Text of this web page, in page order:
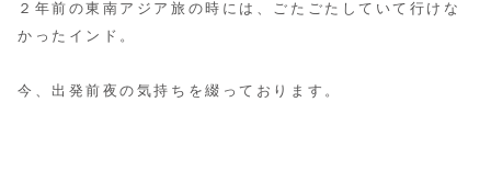
２年前の東南アジア旅の時には、ごたごたしていて行けな
かったインド。
今、出発前夜の気持ちを綴っております。